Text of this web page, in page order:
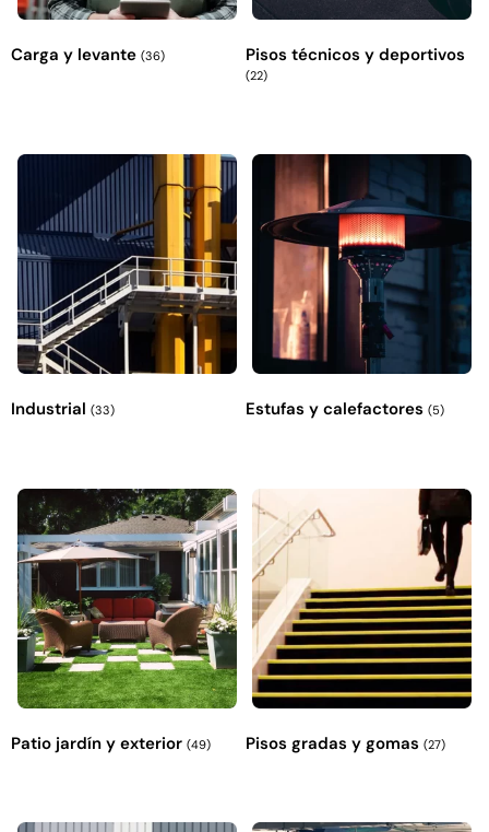
Carga y levante (36) Pisos técnicos y deportivos
(22)
Industrial (33) Estufas y calefactores (5)
Patio jardín y exterior (49) Pisos gradas y gomas (27)